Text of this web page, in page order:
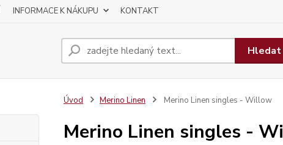
INFORMACE K NÁKUPU KONTAKT
Hledat
Úvod Merino Linen Merino Linen singles - Willow
Merino Linen singles -